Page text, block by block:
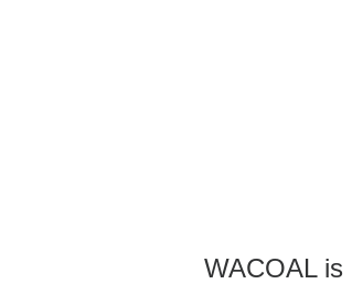
WACOAL